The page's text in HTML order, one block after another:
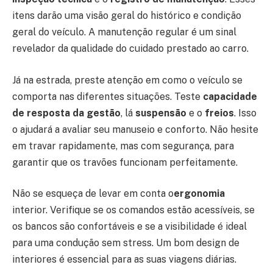
itens darão uma visão geral do histórico e condição
geral do veículo. A manutenção regular é um sinal
revelador da qualidade do cuidado prestado ao carro.
Já na estrada, preste atenção em como o veículo se
comporta nas diferentes situações. Teste capacidade
de resposta da gestão, lá suspensão e o freios. Isso
o ajudará a avaliar seu manuseio e conforto. Não hesite
em travar rapidamente, mas com segurança, para
garantir que os travões funcionam perfeitamente.
Não se esqueça de levar em conta oergonomia
interior. Verifique se os comandos estão acessíveis, se
os bancos são confortáveis ​​e se a visibilidade é ideal
para uma condução sem stress. Um bom design de
interiores é essencial para as suas viagens diárias.